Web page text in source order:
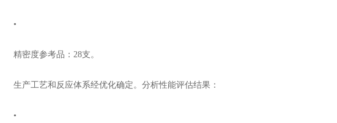
•
精密度参考品：28支。
生产工艺和反应体系经优化确定。分析性能评估结果：
•